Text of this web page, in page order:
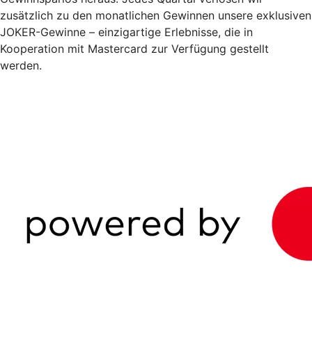
zusätzlich zu den monatlichen Gewinnen unsere exklusiven
JOKER-Gewinne – einzigartige Erlebnisse, die in
Kooperation mit Mastercard zur Verfügung gestellt
werden.